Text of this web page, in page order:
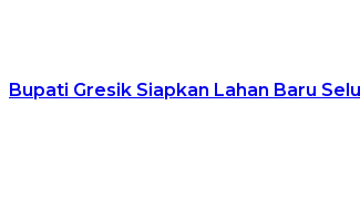
Bupati Gresik Siapkan Lahan Baru